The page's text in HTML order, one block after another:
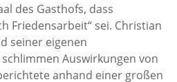
des Gasthofs, dass
Friedensarbeit“ sei. Christian
seiner eigenen
Auswirkungen von
anhand einer großen